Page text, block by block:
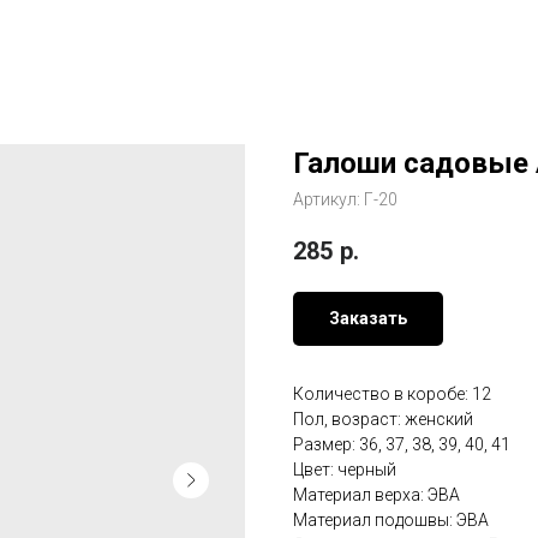
Галоши садовые
Артикул: Г-20
285 р.
Заказать
Количество в коробе: 12
Пол, возраст: женский
Размер: 36, 37, 38, 39, 40, 41
Цвет: черный
Материал верха: ЭВА
Материал подошвы: ЭВА